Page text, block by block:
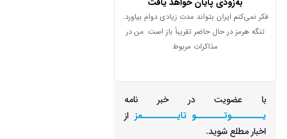
فکر نمی‌کنم ایران بتواند مدت زیادی دوام بیاورد.
تنگه هرمز در حال حاضر تقریباً باز است. من در
مذاکرات مربوط
با عضویت در خبر نامه
یـــــــــوتــــــــو تایــــــــــمز از
اخبار مطلع شوید.